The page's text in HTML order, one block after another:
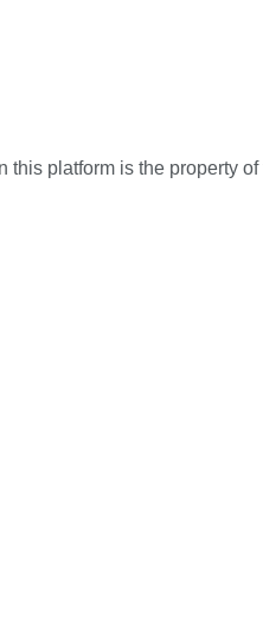
platform is the property